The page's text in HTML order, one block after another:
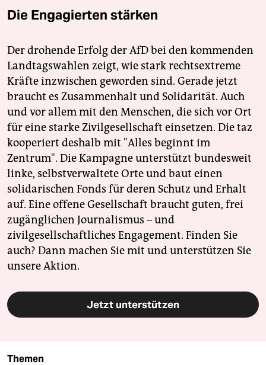
Die Engagierten stärken
Der drohende Erfolg der AfD bei den kommenden
Landtagswahlen zeigt, wie stark rechtsextreme
Kräfte inzwischen geworden sind. Gerade jetzt
braucht es Zusammenhalt und Solidarität. Auch
und vor allem mit den Menschen, die sich vor Ort
für eine starke Zivilgesellschaft einsetzen. Die taz
kooperiert deshalb mit "Alles beginnt im
Zentrum". Die Kampagne unterstützt bundesweit
linke, selbstverwaltete Orte und baut einen
solidarischen Fonds für deren Schutz und Erhalt
auf. Eine offene Gesellschaft braucht guten, frei
zugänglichen Journalismus – und
zivilgesellschaftliches Engagement. Finden Sie
auch? Dann machen Sie mit und unterstützen Sie
unsere Aktion.
Jetzt unterstützen
Themen